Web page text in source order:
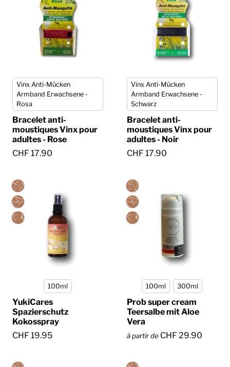
Vinx Anti-Mücken
Armband Erwachsene -
Rosa
Bracelet anti-
moustiques Vinx pour
adultes - Rose
CHF 17.90
Vinx Anti-Mücken
Armband Erwachsene -
Schwarz
Bracelet anti-
moustiques Vinx pour
adultes - Noir
CHF 17.90
100ml
YukiCares
Spazierschutz
Kokosspray
CHF 19.95
100ml 300ml
Prob super cream
Teersalbe mit Aloe
Vera
à partir de CHF 29.90